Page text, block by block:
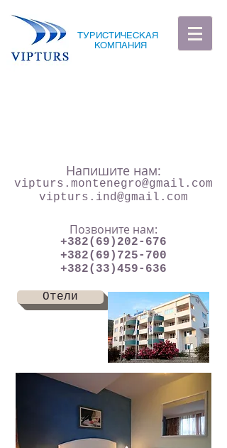
ТУРИСТИЧЕСКАЯ
КОМПАНИЯ
Напишите нам:
vipturs.montenegro@gmail.com
vipturs.ind@gmail.com
Позвоните нам:
+382(69)202-676
+382(69)725-700
+382(33)459-636
Отели